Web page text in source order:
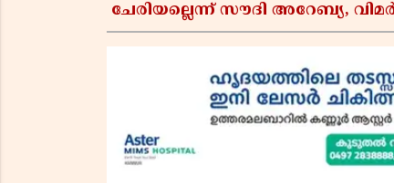
ചേരിയല്ലെന്ന് സൗദി അറേബ്യ,